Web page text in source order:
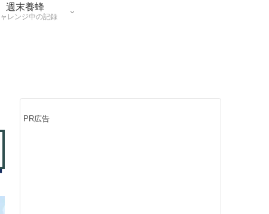
週末養蜂
レンジ中の記録
PR広告